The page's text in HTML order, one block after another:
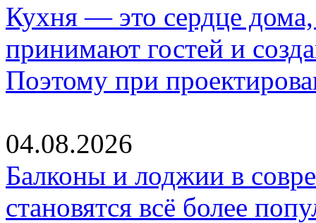
Кухня — это сердце дома,
принимают гостей и
Поэтому при
04.08.2026
Балконы и лоджии в
становятся всё более